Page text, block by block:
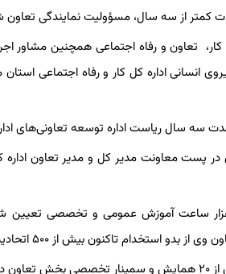
از سه سال، مسؤولیت نمایندگی تعاون
تعاون و رفاه اجتماعی همچنین مشاور
انسانی اداره کل کار و رفاه اجتماعی
سال ریاست اداره توسعه تعاونی‌های اداره
در پست معاونت مدیر کل و مدیر تعاون
بیش از ۲ هزار ساعت آموزش عمومی و
بیش از ۵۰۰ اتحادیه و شرکت‌های تعاونی در استان‌های سمنان و مازندران بوده است.
است.